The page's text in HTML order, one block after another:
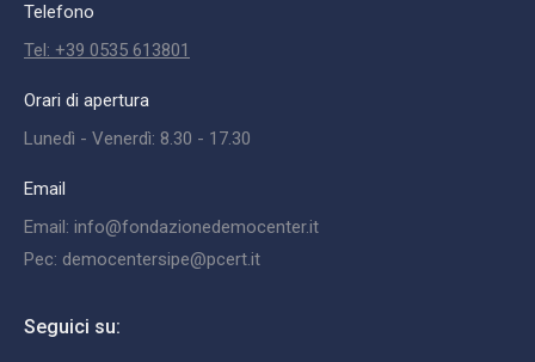
Telefono
Tel: +39 0535 613801
Orari di apertura
Lunedì - Venerdì: 8.30 - 17.30
Email
Email: info@fondazionedemocenter.it
Pec: democentersipe@pcert.it
Seguici su: